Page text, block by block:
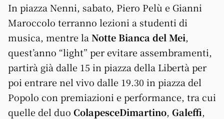
In piazza Nenni, sabato, Piero Pelù e Gianni
Maroccolo terranno lezioni a studenti di
musica, mentre la Notte Bianca del Mei,
quest’anno “light” per evitare assembramenti,
partirà già dalle 15 in piazza della Libertà per
poi entrare nel vivo dalle 19.30 in piazza del
Popolo con premiazioni e performance, tra cui
quelle del duo ColapesceDimartino, Galeffi,